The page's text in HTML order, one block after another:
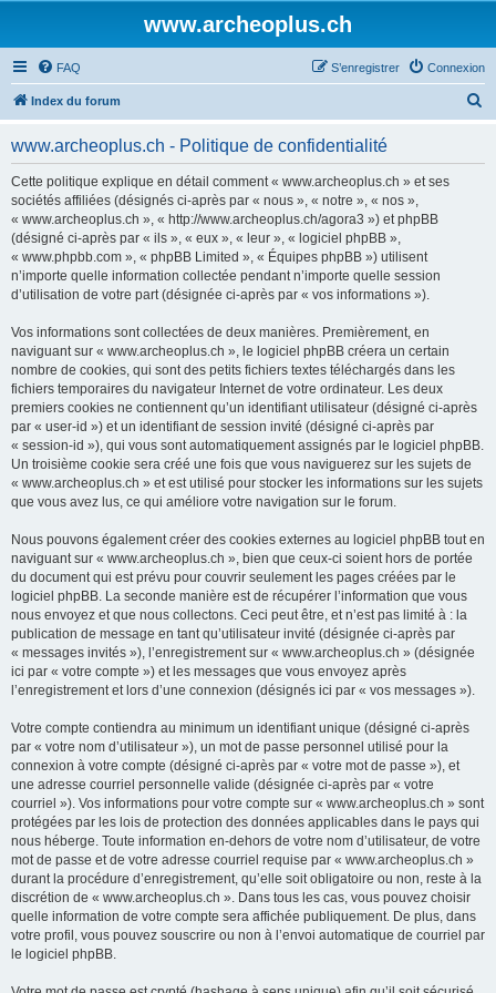
www.archeoplus.ch
FAQ Connexion
S’enregistrer
Index du forum
www.archeoplus.ch - Politique de confidentialité
Cette politique explique en détail comment « www.archeoplus.ch » et ses
sociétés affiliées (désignés ci-après par « nous », « notre », « nos »,
« www.archeoplus.ch », « http://www.archeoplus.ch/agora3 ») et phpBB
(désigné ci-après par « ils », « eux », « leur », « logiciel phpBB »,
« www.phpbb.com », « phpBB Limited », « Équipes phpBB ») utilisent
n’importe quelle information collectée pendant n’importe quelle session
d’utilisation de votre part (désignée ci-après par « vos informations »).
Vos informations sont collectées de deux manières. Premièrement, en
naviguant sur « www.archeoplus.ch », le logiciel phpBB créera un certain
nombre de cookies, qui sont des petits fichiers textes téléchargés dans les
fichiers temporaires du navigateur Internet de votre ordinateur. Les deux
premiers cookies ne contiennent qu’un identifiant utilisateur (désigné ci-après
par « user-id ») et un identifiant de session invité (désigné ci-après par
« session-id »), qui vous sont automatiquement assignés par le logiciel phpBB.
Un troisième cookie sera créé une fois que vous naviguerez sur les sujets de
« www.archeoplus.ch » et est utilisé pour stocker les informations sur les sujets
que vous avez lus, ce qui améliore votre navigation sur le forum.
Nous pouvons également créer des cookies externes au logiciel phpBB tout en
naviguant sur « www.archeoplus.ch », bien que ceux-ci soient hors de portée
du document qui est prévu pour couvrir seulement les pages créées par le
logiciel phpBB. La seconde manière est de récupérer l’information que vous
nous envoyez et que nous collectons. Ceci peut être, et n’est pas limité à : la
publication de message en tant qu’utilisateur invité (désignée ci-après par
« messages invités »), l’enregistrement sur « www.archeoplus.ch » (désignée
ici par « votre compte ») et les messages que vous envoyez après
l’enregistrement et lors d’une connexion (désignés ici par « vos messages »).
Votre compte contiendra au minimum un identifiant unique (désigné ci-après
par « votre nom d’utilisateur »), un mot de passe personnel utilisé pour la
connexion à votre compte (désigné ci-après par « votre mot de passe »), et
une adresse courriel personnelle valide (désignée ci-après par « votre
courriel »). Vos informations pour votre compte sur « www.archeoplus.ch » sont
protégées par les lois de protection des données applicables dans le pays qui
nous héberge. Toute information en-dehors de votre nom d’utilisateur, de votre
mot de passe et de votre adresse courriel requise par « www.archeoplus.ch »
durant la procédure d’enregistrement, qu’elle soit obligatoire ou non, reste à la
discrétion de « www.archeoplus.ch ». Dans tous les cas, vous pouvez choisir
quelle information de votre compte sera affichée publiquement. De plus, dans
votre profil, vous pouvez souscrire ou non à l’envoi automatique de courriel par
le logiciel phpBB.